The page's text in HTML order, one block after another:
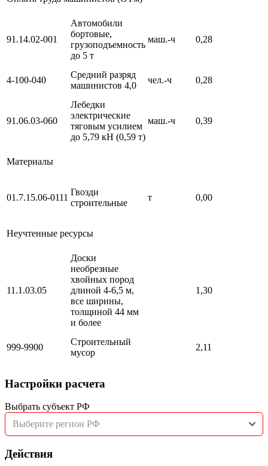
91.14.02-001
Автомобили
бортовые,
грузоподъемность
до 5 т
маш.-ч 0,28
4-100-040
Средний разряд
машинистов 4,0
чел.-ч 0,28
91.06.03-060
Лебедки
электрические
тяговым усилием
до 5,79 кН (0,59 т)
маш.-ч 0,39
Материалы
01.7.15.06-0111
Гвозди
строительные
т 0,00
Неучтенные ресурсы
11.1.03.05
Доски
необрезные
хвойных пород
длиной 4-6,5 м,
все ширины,
толщиной 44 мм
и более
1,30
999-9900
Строительный
мусор
2,11
Настройки расчета
Выбрать субъект РФ
Выберите регион РФ
Действия